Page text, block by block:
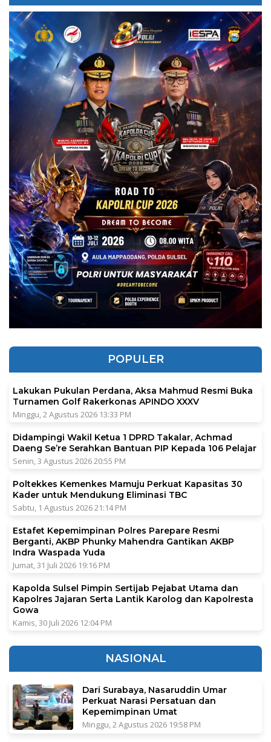
POPULER
Lakukan Pukulan Perdana, Aksa Mahmud Resmi Buka
Turnamen Golf Rakerkonas APINDO XXXV
Minggu, 2 Agustus 2026 13:33 PM
Didampingi Wakil Ketua 1 DPRD Takalar, Achmad
Daeng Se’re Serahkan Bantuan PIP Kepada 106 Pelajar
Senin, 3 Agustus 2026 20:55 PM
Poltekkes Kemenkes Mamuju Perkuat Kapasitas 30
Kader untuk Mendukung Eliminasi TBC
Sabtu, 1 Agustus 2026 21:14 PM
Estafet Kepemimpinan Polres Parepare Resmi
Berganti, AKBP Phunky Mahendra Gantikan AKBP
Indra Waspada Yuda
Jumat, 31 Juli 2026 19:16 PM
Kapolda Sulsel Pimpin Sertijab Pejabat Utama dan
Kapolres Jajaran Serta Lantik Karolog dan Kapolresta
Gowa
Kamis, 30 Juli 2026 12:04 PM
NASIONAL
Dari Surabaya, Nasaruddin Umar
Perkuat Narasi Persatuan dan
Kepemimpinan Umat
Minggu, 2 Agustus 2026 19:58 PM